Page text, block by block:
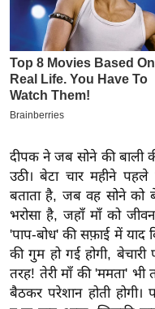
मि
ल
श
ख्सि
य
यं
ग
इं
डि
या
सा
हि
दीपक ने जब सोने की बाली
उठी। बेटा चार महीने
बताता है, जब वह सोने
भरोसा है, जहाँ माँ को
'पाप-बोध' की सफ़ाई में याद
की गुम हो गई होगी, बेचारी
तरह! तेरी माँ की 'ममता'
बैठकर परेशान होती